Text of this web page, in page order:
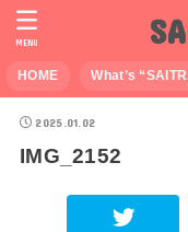
HOME What’s
MENU
2025.01.02
IMG_2152